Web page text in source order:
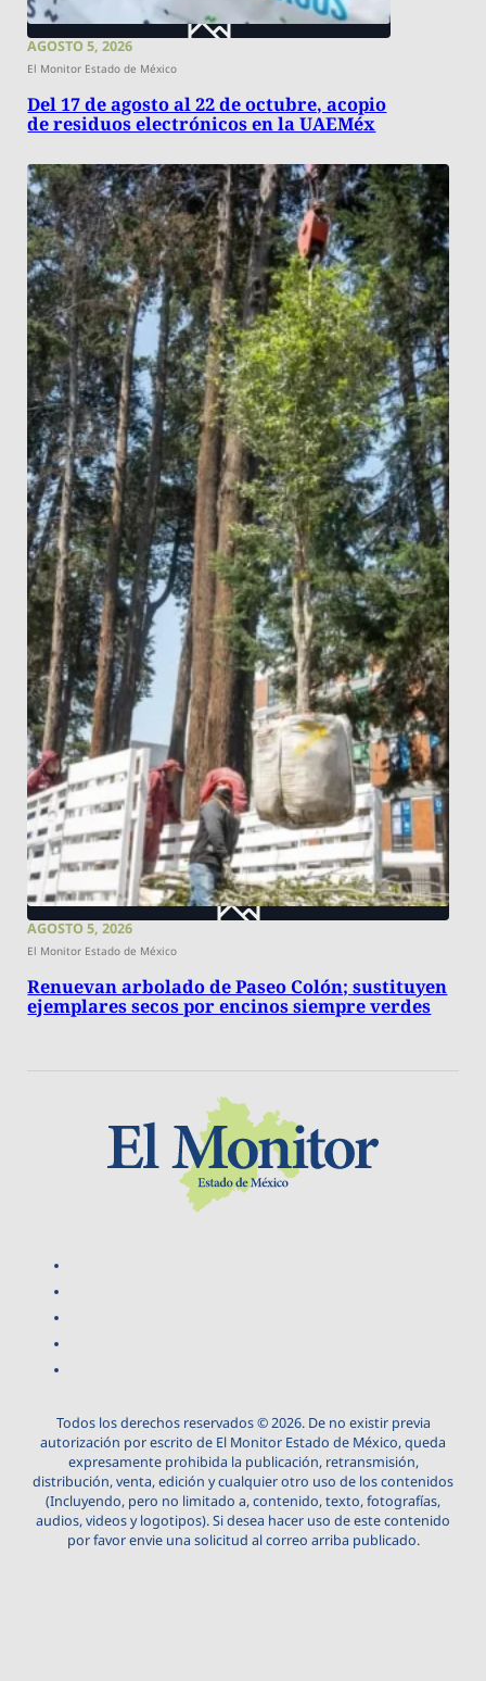
AGOSTO 5, 2026
El Monitor Estado de México
Del 17 de agosto al 22 de octubre, acopio
de residuos electrónicos en la UAEMéx
AGOSTO 5, 2026
El Monitor Estado de México
Renuevan arbolado de Paseo Colón; sustituyen
ejemplares secos por encinos siempre verdes
Todos los derechos reservados © 2026. De no existir previa
autorización por escrito de El Monitor Estado de México, queda
expresamente prohibida la publicación, retransmisión,
distribución, venta, edición y cualquier otro uso de los contenidos
(Incluyendo, pero no limitado a, contenido, texto, fotografías,
audios, videos y logotipos). Si desea hacer uso de este contenido
por favor envie una solicitud al correo arriba publicado.